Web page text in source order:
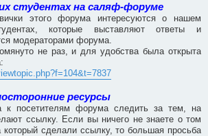
студентах на саляф-форуме
этого форума интересуются о нашем
которые выставляют ответы и
модераторами форума.
не раз, и для удобства была открыта
ресурсы
к посетителям форума следить за тем, на
ссылку. Если вы ничего не знаете о том
сделали ссылку, то большая просьба